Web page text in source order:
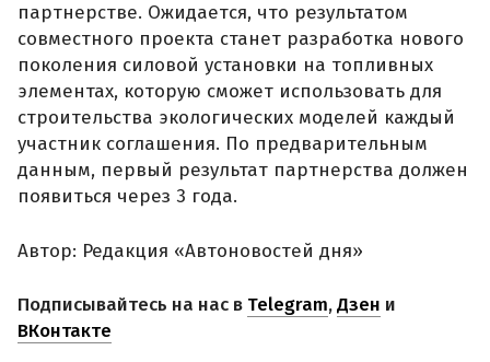
партнерстве. Ожидается, что результатом
совместного проекта станет разработка нового
поколения силовой установки на топливных
элементах, которую сможет использовать для
строительства экологических моделей каждый
участник соглашения. По предварительным
данным, первый результат партнерства должен
появиться через 3 года.
Автор: Редакция «Автоновостей дня»
Подписывайтесь на нас в Telegram,Дзен и
ВКонтакте